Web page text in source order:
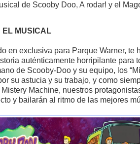
de Scooby Doo, A rodar! y el
EL MUSICAL
en exclusiva para Parque Warner, te
auténticamente horripilante para
de Scooby-Doo y su equipo, los
su astucia y su trabajo, y como
Machine, nuestros
y bailarán al ritmo de las mejores